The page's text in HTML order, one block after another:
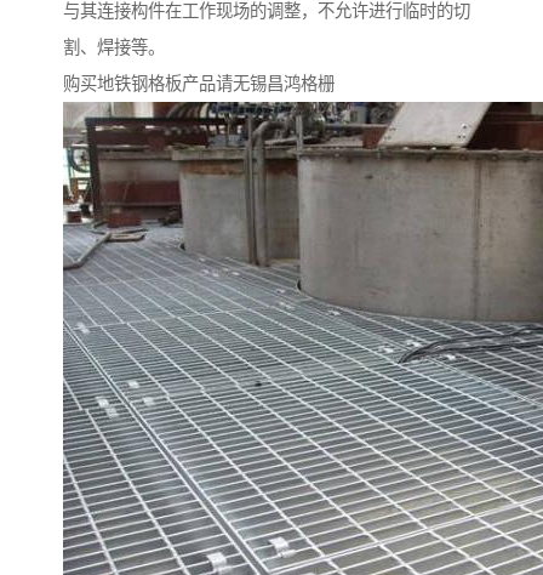
与其连接构件在工作现场的调整，不允许进行临时的切
割、焊接等。
购买地铁钢格板产品请无锡昌鸿格栅